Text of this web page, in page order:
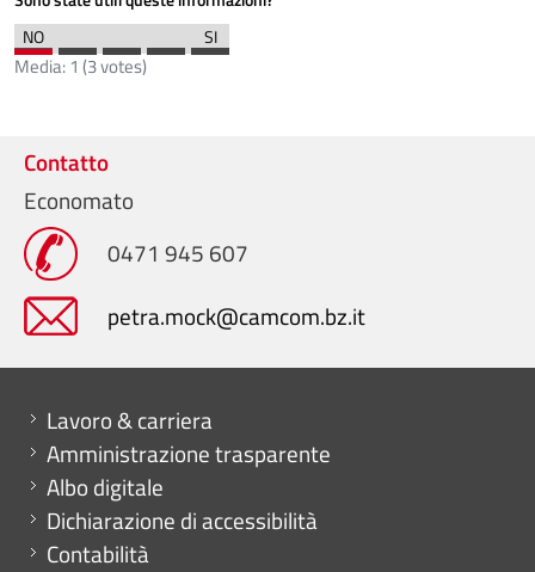
Media:1 (3votes)
Contatto
Economato
0471 945 607
petra.mock@camcom.bz.it
Mini menu di servizio
Lavoro & carriera
Amministrazione trasparente
Albo digitale
Dichiarazione di accessibilità
Contabilità